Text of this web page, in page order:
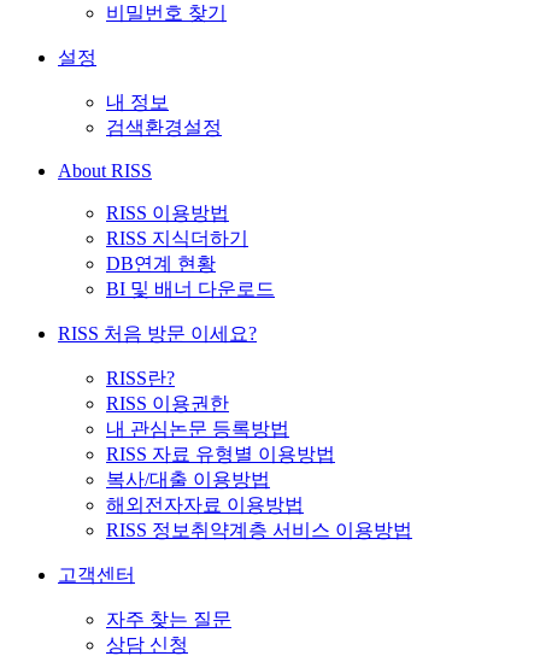
비밀번호 찾기
설정
내 정보
검색환경설정
About RISS
RISS 이용방법
RISS 지식더하기
DB연계 현황
BI 및 배너 다운로드
RISS 처음 방문 이세요?
RISS란?
RISS 이용권한
내 관심논문 등록방법
RISS 자료 유형별 이용방법
복사/대출 이용방법
해외전자자료 이용방법
RISS 정보취약계층 서비스 이용방법
고객센터
자주 찾는 질문
상담 신청